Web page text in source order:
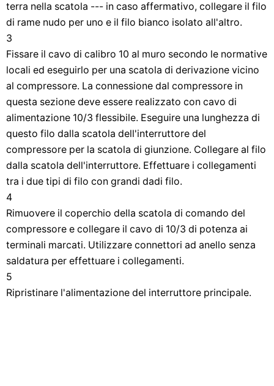
terra nella scatola --- in caso affermativo, collegare il filo
di rame nudo per uno e il filo bianco isolato all'altro.
3
Fissare il cavo di calibro 10 al muro secondo le normative
locali ed eseguirlo per una scatola di derivazione vicino
al compressore. La connessione dal compressore in
questa sezione deve essere realizzato con cavo di
alimentazione 10/3 flessibile. Eseguire una lunghezza di
questo filo dalla scatola dell'interruttore del
compressore per la scatola di giunzione. Collegare al filo
dalla scatola dell'interruttore. Effettuare i collegamenti
tra i due tipi di filo con grandi dadi filo.
4
Rimuovere il coperchio della scatola di comando del
compressore e collegare il cavo di 10/3 di potenza ai
terminali marcati. Utilizzare connettori ad anello senza
saldatura per effettuare i collegamenti.
5
Ripristinare l'alimentazione del interruttore principale.